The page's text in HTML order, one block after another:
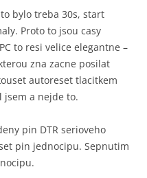
bylo treba 30s, start
Proto to jsou casy
to resi velice elegantne –
zna zacne posilat
autoreset tlacitkem
jsem a nejde to.
pin DTR serioveho
pin jednocipu. Sepnutim